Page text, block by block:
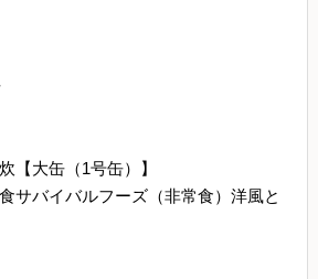
【大缶（1号缶）】
サバイバルフーズ（非常食）洋風と